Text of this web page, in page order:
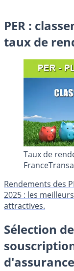
PER :
taux de
Taux de
Rendements des
2025 : les
attractives.
Sélection